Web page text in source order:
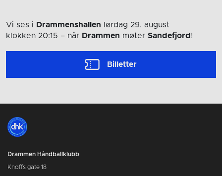
Vi ses i Drammenshallen lørdag 29. august
klokken 20:15 – når Drammen møter Sandefjord !
Billetter
Drammen Håndballklubb
Knoffs gate 18